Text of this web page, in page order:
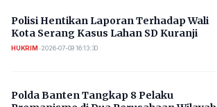
Polisi Hentikan Laporan Terhadap Wali
Kota Serang Kasus Lahan SD Kuranji
HUKRIM•2026-07-09 16:13:30
Polda Banten Tangkap 8 Pelaku